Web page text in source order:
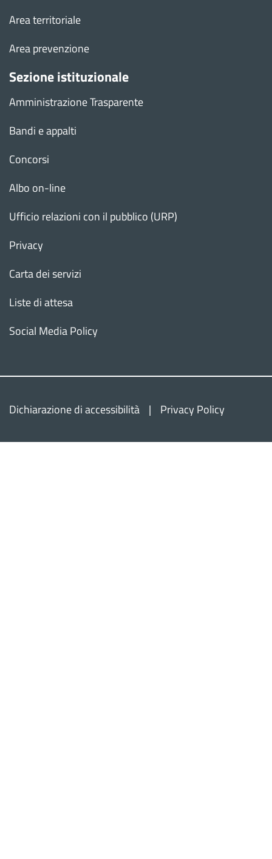
Area territoriale
Area prevenzione
Sezione istituzionale
Amministrazione Trasparente
Bandi e appalti
Concorsi
Albo on-line
Ufficio relazioni con il pubblico (URP)
Privacy
Carta dei servizi
Liste di attesa
Social Media Policy
Dichiarazione di accessibilità Privacy Policy